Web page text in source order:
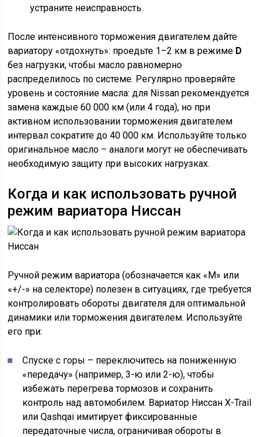
устраните неисправность.
После интенсивного торможения двигателем дайте
вариатору «отдохнуть»: проедьте 1–2 км в режиме D
без нагрузки, чтобы масло равномерно
распределилось по системе. Регулярно проверяйте
уровень и состояние масла: для Nissan рекомендуется
замена каждые 60 000 км (или 4 года), но при
активном использовании торможения двигателем
интервал сократите до 40 000 км. Используйте только
оригинальное масло – аналоги могут не обеспечивать
необходимую защиту при высоких нагрузках.
Когда и как использовать ручной
режим вариатора Ниссан
Ручной режим вариатора (обозначается как «M» или
«+/-» на селекторе) полезен в ситуациях, где требуется
контролировать обороты двигателя для оптимальной
динамики или торможения двигателем. Используйте
его при:
Спуске с горы – переключитесь на пониженную
«передачу» (например, 3-ю или 2-ю), чтобы
избежать перегрева тормозов и сохранить
контроль над автомобилем. Вариатор Ниссан X-Trail
или Qashqai имитирует фиксированные
передаточные числа, ограничивая обороты в